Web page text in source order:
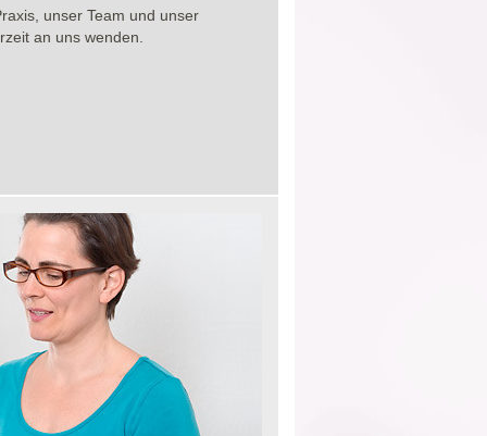
unser Team und unser
an uns wenden.